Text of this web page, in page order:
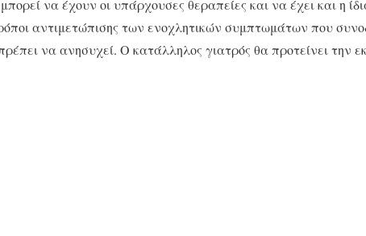
να έχουν οι υπάρχουσες θεραπείες και να έχει και η
αντιμετώπισης των ενοχλητικών συμπτωμάτων που
να ανησυχεί. Ο κατάλληλος γιατρός θα προτείνει την